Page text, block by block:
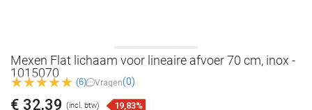
Mexen Flat lichaam voor lineaire afvoer 70 cm, inox -
1015070
(6) Vragen(0)
€ 32,39 (incl. btw) 19,83%